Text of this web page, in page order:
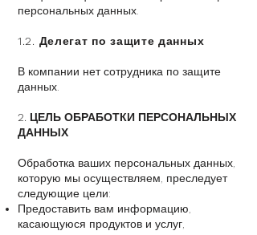
персональных данных.
1.2. Делегат по защите данных
В компании нет сотрудника по защите
данных.
2. ЦЕЛЬ ОБРАБОТКИ ПЕРСОНАЛЬНЫХ
ДАННЫХ
Обработка ваших персональных данных,
которую мы осуществляем, преследует
следующие цели:
Предоставить вам информацию,
касающуюся продуктов и услуг,